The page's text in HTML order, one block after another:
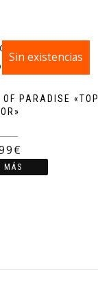
OF PARADISE «TOP
¡Oferta!
€
€
Sin existencias
MÁS